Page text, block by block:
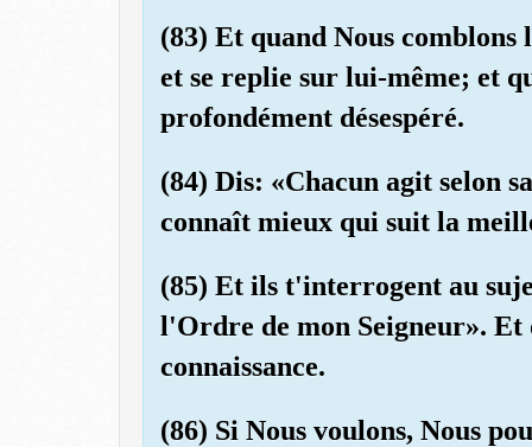
(83) Et quand Nous
et se replie sur lui-même; et
profondément désespéré.
(84) Dis: «Chacun agit selon
connaît mieux qui suit la
(85) Et ils t'interrogent au
l'Ordre de mon Seigneur». Et
connaissance.
(86) Si Nous voulons, Nous